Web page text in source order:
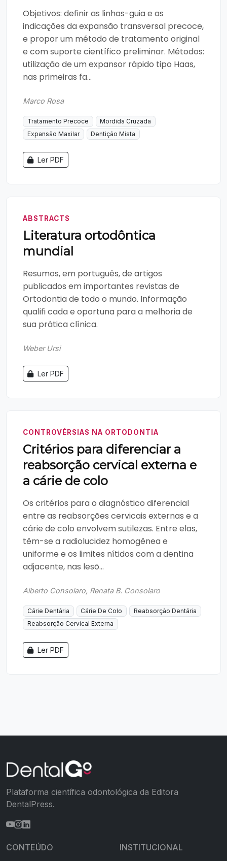
Objetivos: definir as linhas-guia e as
indicações da expansão transversal precoce,
e propor um método de tratamento original
e com suporte científico preliminar. Métodos:
utilização de um expansor rápido tipo Haas,
nas primeiras fa...
Marco Rosa
Tratamento Precoce
Mordida Cruzada
Expansão Maxilar
Dentição Mista
Ler PDF
ABSTRACTS
Literatura ortodôntica
mundial
Resumos, em português, de artigos
publicados em importantes revistas de
Ortodontia de todo o mundo. Informação
qualifi cada e oportuna para a melhoria de
sua prática clínica.
Weber Ursi
Ler PDF
CONTROVÉRSIAS NA ORTODONTIA
Critérios para diferenciar a
reabsorção cervical externa e
a cárie de colo
Os critérios para o diagnóstico diferencial
entre as reabsorções cervicais externas e a
cárie de colo envolvem sutilezas. Entre elas,
têm-se a radiolucidez homogênea e
uniforme e os limites nítidos com a dentina
adjacente, nas lesõ...
Alberto Consolaro, Renata B. Consolaro
Cárie Dentária Cárie De Colo
Reabsorção Dentária
Reabsorção Cervical Externa
Ler PDF
Plataforma científica odontológica da Editora
DentalPress.
CONTEÚDO INSTITUCIONAL